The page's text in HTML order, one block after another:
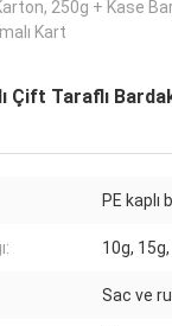
250g + Kase
Kart
Çift Taraflı
PE kaplı
10g,
Sac ve